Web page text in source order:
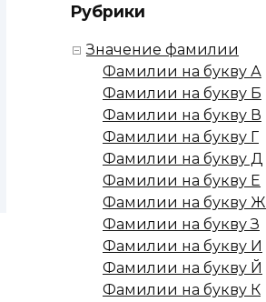
Рубрики
Значение фамилии
Фамилии на букву А
Фамилии на букву Б
Фамилии на букву В
Фамилии на букву Г
Фамилии на букву Д
Фамилии на букву Е
Фамилии на букву Ж
Фамилии на букву З
Фамилии на букву И
Фамилии на букву Й
Фамилии на букву К